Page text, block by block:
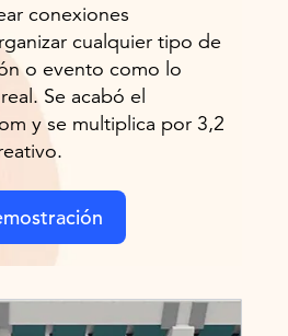
conexiones
cualquier tipo de
o evento como lo
Se acabó el
y se multiplica por 3,2